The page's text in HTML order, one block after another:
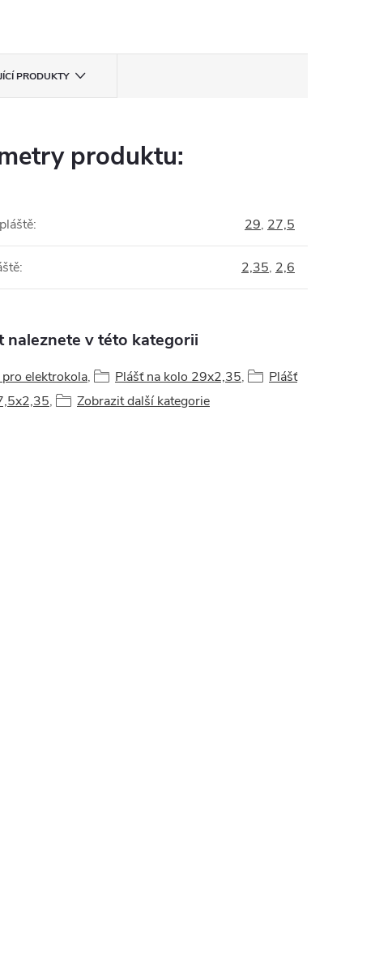
PRODUKTY
produktu:
: 29, 27,5
: 2,35, 2,6
naleznete v této kategorii
pro elektrokola, Plášť na kolo 29x2,35,
Plášť
, Zobrazit další kategorie